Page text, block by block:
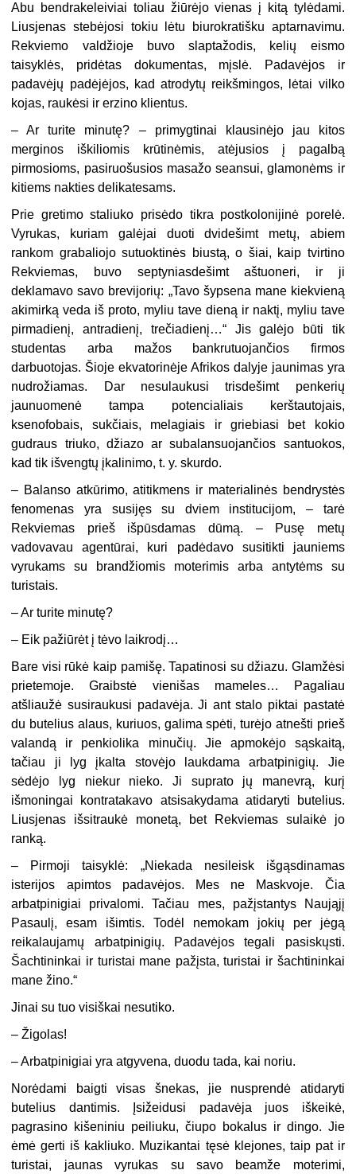
Abu bendrakeleiviai toliau žiūrėjo vienas į kitą tylėdami.
Liusjenas stebėjosi tokiu lėtu biurokratišku aptarnavimu.
Rekviemo valdžioje buvo slaptažodis, kelių eismo
taisyklės, pridėtas dokumentas, mįslė. Padavėjos ir
padavėjų padėjėjos, kad atrodytų reikšmingos, lėtai vilko
kojas, raukėsi ir erzino klientus.
– Ar turite minutę? – primygtinai klausinėjo jau kitos
merginos iškiliomis krūtinėmis, atėjusios į pagalbą
pirmosioms, pasiruošusios masažo seansui, glamonėms ir
kitiems nakties delikatesams.
Prie gretimo staliuko prisėdo tikra postkolonijinė porelė.
Vyrukas, kuriam galėjai duoti dvidešimt metų, abiem
rankom grabaliojo sutuoktinės biustą, o šiai, kaip tvirtino
Rekviemas, buvo septyniasdešimt aštuoneri, ir ji
deklamavo savo brevijorių: „Tavo šypsena mane kiekvieną
akimirką veda iš proto, myliu tave dieną ir naktį, myliu tave
pirmadienį, antradienį, trečiadienį…“ Jis galėjo būti tik
studentas arba mažos bankrutuojančios firmos
darbuotojas. Šioje ekvatorinėje Afrikos dalyje jaunimas yra
nudrožiamas. Dar nesulaukusi trisdešimt penkerių
jaunuomenė tampa potencialiais kerštautojais,
ksenofobais, sukčiais, melagiais ir griebiasi bet kokio
gudraus triuko, džiazo ar subalansuojančios santuokos,
kad tik išvengtų įkalinimo, t. y. skurdo.
– Balanso atkūrimo, atitikmens ir materialinės bendrystės
fenomenas yra susijęs su dviem institucijom, – tarė
Rekviemas prieš išpūsdamas dūmą. – Pusę metų
vadovavau agentūrai, kuri padėdavo susitikti jauniems
vyrukams su brandžiomis moterimis arba antytėms su
turistais.
– Ar turite minutę?
– Eik pažiūrėt į tėvo laikrodį…
Bare visi rūkė kaip pamišę. Tapatinosi su džiazu. Glamžėsi
prietemoje. Graibstė vienišas mameles… Pagaliau
atšliaužė susiraukusi padavėja. Ji ant stalo piktai pastatė
du butelius alaus, kuriuos, galima spėti, turėjo atnešti prieš
valandą ir penkiolika minučių. Jie apmokėjo sąskaitą,
tačiau ji lyg įkalta stovėjo laukdama arbatpinigių. Jie
sėdėjo lyg niekur nieko. Ji suprato jų manevrą, kurį
išmoningai kontratakavo atsisakydama atidaryti butelius.
Liusjenas išsitraukė monetą, bet Rekviemas sulaikė jo
ranką.
– Pirmoji taisyklė: „Niekada nesileisk išgąsdinamas
isterijos apimtos padavėjos. Mes ne Maskvoje. Čia
arbatpinigiai privalomi. Tačiau mes, pažįstantys Naująjį
Pasaulį, esam išimtis. Todėl nemokam jokių per jėgą
reikalaujamų arbatpinigių. Padavėjos tegali pasiskųsti.
Šachtininkai ir turistai mane pažįsta, turistai ir šachtininkai
mane žino.“
Jinai su tuo visiškai nesutiko.
– Žigolas!
– Arbatpinigiai yra atgyvena, duodu tada, kai noriu.
Norėdami baigti visas šnekas, jie nusprendė atidaryti
butelius dantimis. Įsižeidusi padavėja juos iškeikė,
pagrasino kišeniniu peiliuku, čiupo bokalus ir dingo. Jie
ėmė gerti iš kakliuko. Muzikantai tęsė klejones, taip pat ir
turistai, jaunas vyrukas su savo beamže moterimi,